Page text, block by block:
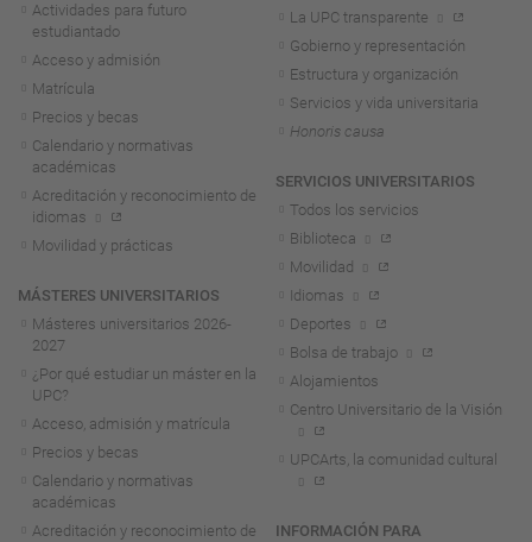
Actividades para futuro
estudiantado
Acceso y admisión
Matrícula
Precios y becas
Calendario y normativas
académicas
Acreditación y reconocimiento de
idiomas
Movilidad y prácticas
MÁSTERES UNIVERSITARIOS
Másteres universitarios 2026-
2027
¿Por qué estudiar un máster en la
UPC?
Acceso, admisión y matrícula
Precios y becas
Calendario y normativas
académicas
Acreditación y reconocimiento de
La UPC transparente
Gobierno y representación
Estructura y organización
Servicios y vida universitaria
Honoris causa
SERVICIOS UNIVERSITARIOS
Todos los servicios
Biblioteca
Movilidad
Idiomas
Deportes
Bolsa de trabajo
Alojamientos
Centro Universitario de la Visión
UPCArts, la comunidad cultural
INFORMACIÓN PARA